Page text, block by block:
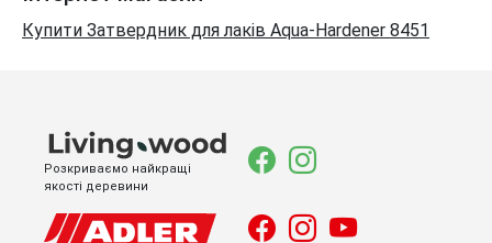
Купити Затвердник для лаків Aqua-Hardener 8451
Розкриваємо найкращі
якості деревини